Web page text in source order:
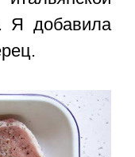
Я добавила